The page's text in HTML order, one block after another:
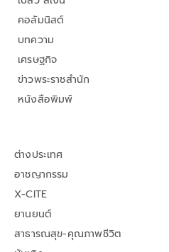
คอลัมนิสต์
บทความ
เศรษฐกิจ
ข่าวพระราชสำนัก
หนังสือพิมพ์
ต่างประเทศ
อาชญากรรม
X-CITE
ยานยนต์
สาธารณสุข-คุณภาพชีวิต